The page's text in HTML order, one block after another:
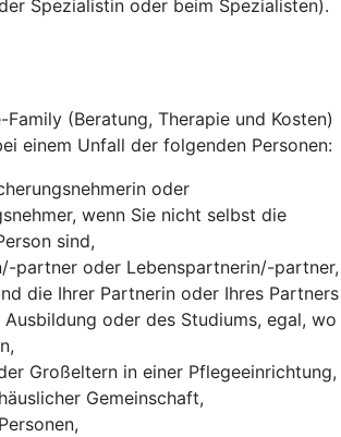
Spezialistin oder beim Spezialisten).
(Beratung, Therapie und Kosten)
einem Unfall der folgenden Personen:
oder
wenn Sie nicht selbst die
sind,
partner oder Lebenspartnerin/-partner,
die Ihrer Partnerin oder Ihres Partners
Ausbildung oder des Studiums, egal, wo
Großeltern in einer Pflegeeinrichtung,
Gemeinschaft,